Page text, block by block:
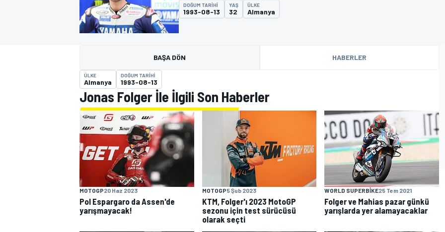
MOTOGP
WORLD SUPERBIKE
DOĞUM TARIHI
1993-08-13
YAŞ
32
ÜLKE
Almanya
BAŞA DÖN HABERLER
ÜLKE
Almanya
DOĞUM TARIHI
1993-08-13
Jonas Folger İle İlgili Son Haberler
MOTOGP20 Haz 2023
Pol Espargaro da Assen'de
yarışmayacak!
MOTOGP5 Şub 2023
KTM, Folger'ı 2023 MotoGP
sezonu için test sürücüsü
olarak seçti
WORLD SUPERBIKE25 Tem 2021
Folger ve Mahias pazar günkü
yarışlarda yer alamayacaklar